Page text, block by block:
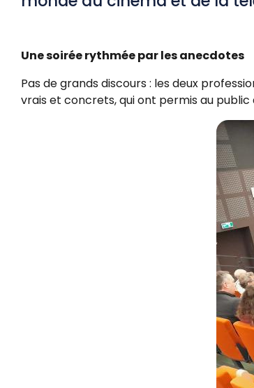
AUne soirée rythmée par les anecdotes
Pas de grands discours : les deux
vrais et concrets, qui ont permis au